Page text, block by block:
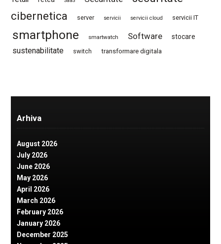
cibernetica
server servicii servicii cloud servicii IT
smartphone smartwatch Software stocare
sustenabilitate switch transformare digitala
Arhiva
August 2026
July 2026
June 2026
May 2026
April 2026
March 2026
February 2026
January 2026
December 2025